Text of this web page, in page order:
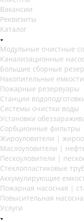
Вакансии
Реквизиты
Каталог
Модульные очистные
Канализационные
Большие сборные
Накопительные емкости
Пожарные резервуары
Станции
Системы очистки воды
Установки
Сорбционные фильтры
Жироуловители |
Маслоуловители |
Пескоуловители |
Стеклопластиковые
Аккумулирующие
Пожарная насосная |
Повысительная
Услуги